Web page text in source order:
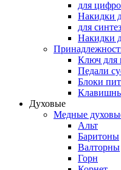
для
Накидки
для
Накидки
Ключ для
Педали
Блоки
Духовые
Медные
Альт
Баритоны
Валторны
Горн